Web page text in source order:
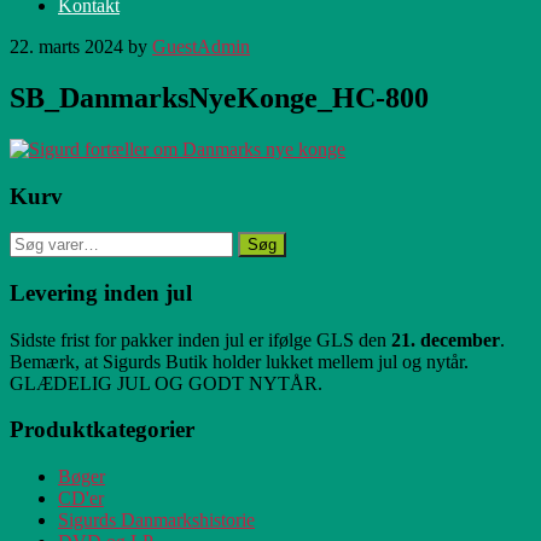
Kontakt
22. marts 2024 by GuestAdmin
SB_DanmarksNyeKonge_HC-800
Primær
Sidebar
Kurv
Søg
efter:
Søg
Levering inden jul
Sidste frist for pakker inden jul er ifølge GLS den 21. december.
Bemærk, at Sigurds Butik holder lukket mellem jul og nytår.
GLÆDELIG JUL OG GODT NYTÅR.
Produktkategorier
Bøger
CD'er
Sigurds Danmarkshistorie